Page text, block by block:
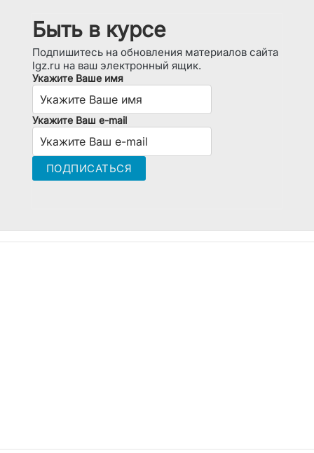
Быть в курсе
Подпишитесь на обновления материалов сайта
lgz.ru на ваш электронный ящик.
Укажите Ваше имя
Укажите Ваш e-mail